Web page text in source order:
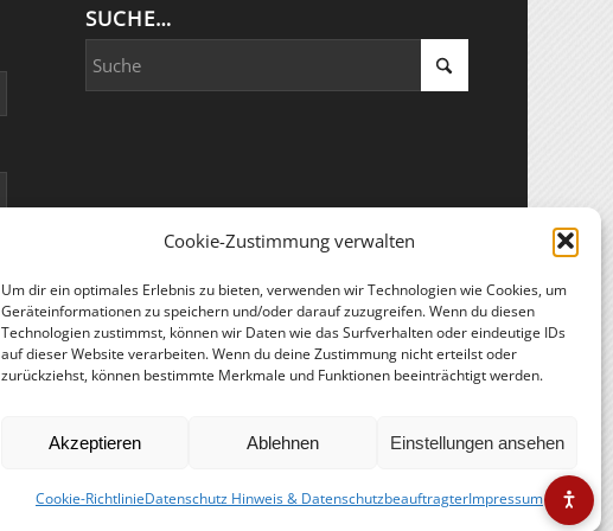
Cookie-Zustimmung verwalten
Um dir ein optimales Erlebnis zu bieten, verwenden wir Technologien wie Cookies, um
Geräteinformationen zu speichern und/oder darauf zuzugreifen. Wenn du diesen
Technologien zustimmst, können wir Daten wie das Surfverhalten oder eindeutige IDs
auf dieser Website verarbeiten. Wenn du deine Zustimmung nicht erteilst oder
zurückziehst, können bestimmte Merkmale und Funktionen beeinträchtigt werden.
Akzeptieren Ablehnen Einstellungen ansehen
Cookie-RichtlinieDatenschutz Hinweis & DatenschutzbeauftragterImpressum
SUCHE…